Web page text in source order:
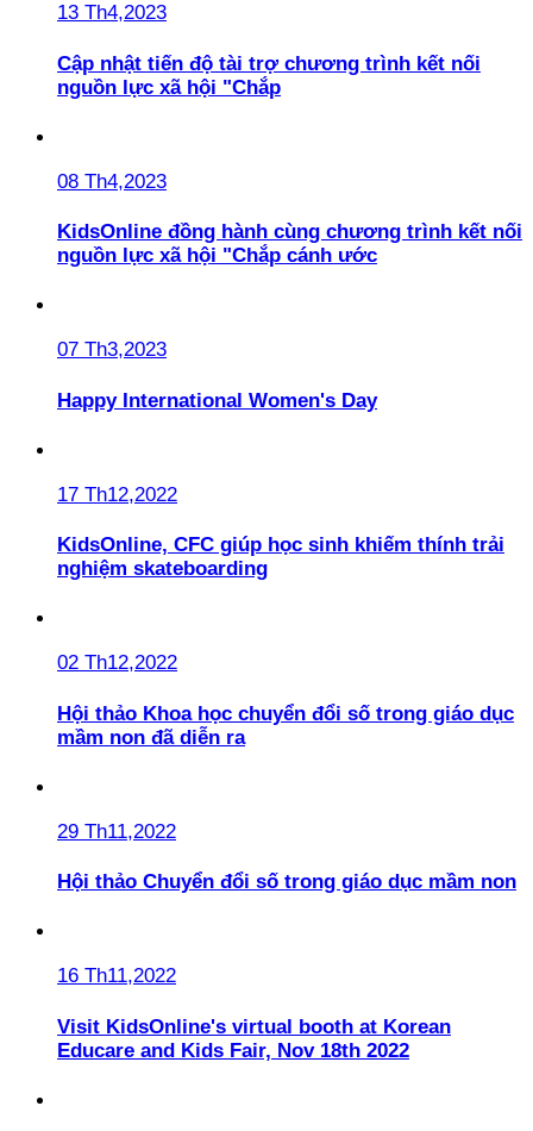
13 Th4,2023
Cập nhật tiến độ tài trợ chương trình kết nối
nguồn lực xã hội "Chắp
08 Th4,2023
KidsOnline đồng hành cùng chương trình kết nối
nguồn lực xã hội "Chắp cánh ước
07 Th3,2023
Happy International Women's Day
17 Th12,2022
KidsOnline, CFC giúp học sinh khiếm thính trải
nghiệm skateboarding
02 Th12,2022
Hội thảo Khoa học chuyển đổi số trong giáo dục
mầm non đã diễn ra
29 Th11,2022
Hội thảo Chuyển đổi số trong giáo dục mầm non
16 Th11,2022
Visit KidsOnline's virtual booth at Korean
Educare and Kids Fair, Nov 18th 2022